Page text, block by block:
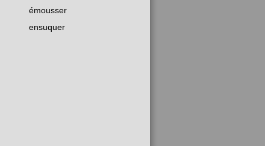
émousser
ensuquer